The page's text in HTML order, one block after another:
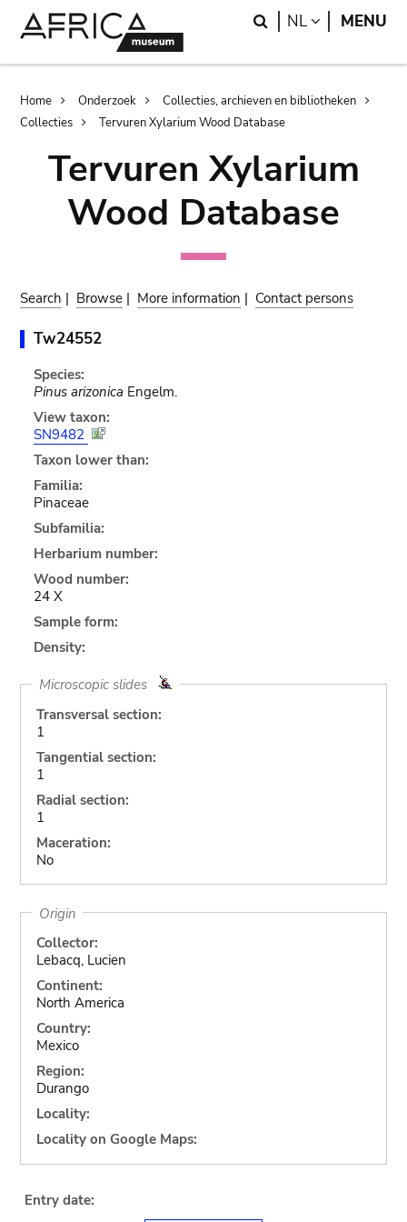
Search
NL LANGUAGE
MENU
Breadcrumb
Home Onderzoek
Collecties, archieven en bibliotheken
Collecties
Tervuren Xylarium Wood Database
Tervuren Xylarium
Wood Database
Search | Browse | More information | Contact persons
Tw24552
Species:
Pinus arizonica Engelm.
View taxon:
SN9482
Taxon lower than:
Familia:
Pinaceae
Subfamilia:
Herbarium number:
Wood number:
24 X
Sample form:
Density:
Microscopic slides
Transversal section:
1
Tangential section:
1
Radial section:
1
Maceration:
No
Origin
Collector:
Lebacq, Lucien
Continent:
North America
Country:
Mexico
Region:
Durango
Locality:
Locality on Google Maps:
Entry date: